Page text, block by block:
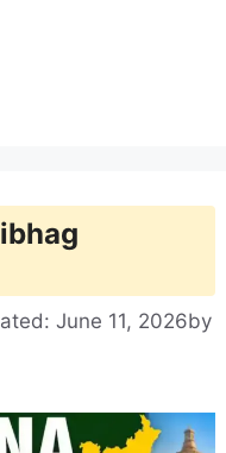
June 11, 2026by